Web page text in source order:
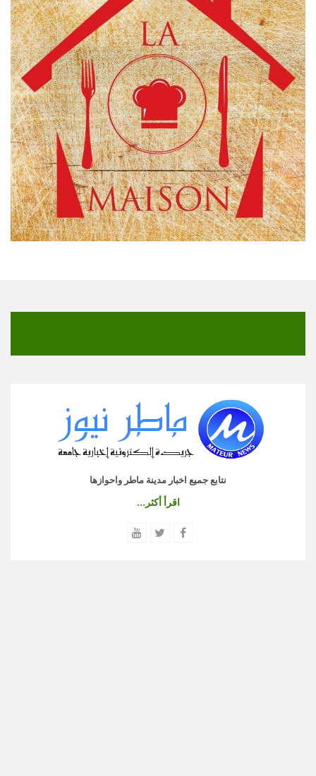
نتابع جميع اخبار مدينة ماطر واحوازها
اقرأ أكثر...